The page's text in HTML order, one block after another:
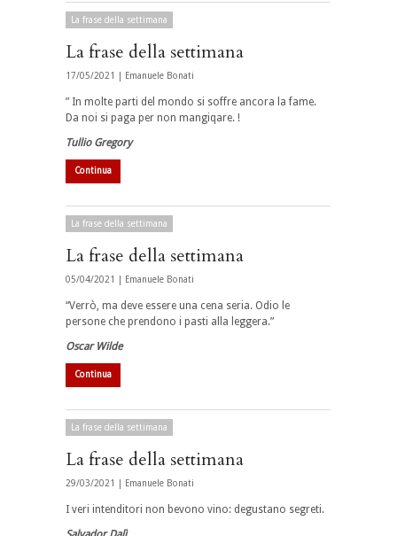
La frase della settimana
La frase della settimana
17/05/2021 | Emanuele Bonati
” In molte parti del mondo si soffre ancora la fame.
Da noi si paga per non mangiqare. !
Tullio Gregory
Continua
La frase della settimana
La frase della settimana
05/04/2021 | Emanuele Bonati
“Verrò, ma deve essere una cena seria. Odio le
persone che prendono i pasti alla leggera.”
Oscar Wilde
Continua
La frase della settimana
La frase della settimana
29/03/2021 | Emanuele Bonati
I veri intenditori non bevono vino: degustano segreti.